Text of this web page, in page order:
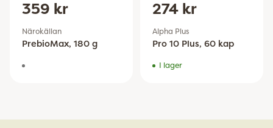
359 kr
Närokällan
PrebioMax, 180 g
274 kr
Alpha Plus
Pro 10 Plus, 60 kap
I lager